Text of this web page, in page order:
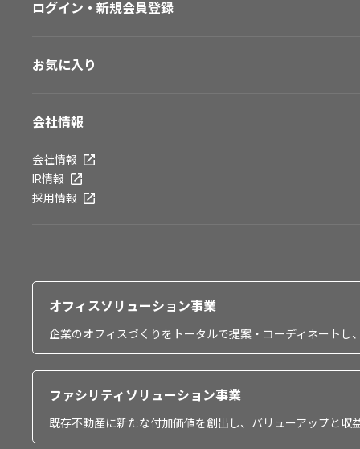
ログイン・新規会員登録
お気に入り
会社情報
会社情報
IR情報
採用情報
オフィスソリューション事業
企業のオフィスづくりをトータルで提案・コーディネート
ファシリティソリューション事業
既存不動産に新たな付加価値を創出し、バリューアップと収